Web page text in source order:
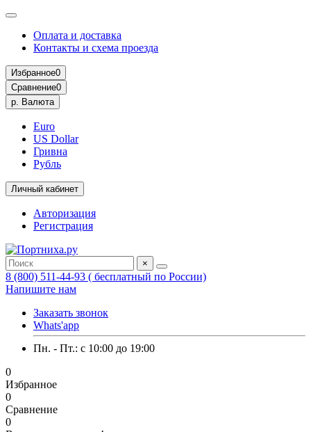
Оплата и доставка
Контакты и схема проезда
Избранное0
Сравнение0
р. Валюта
Euro
US Dollar
Гривна
Рубль
Личный кабинет
Авторизация
Регистрация
×
8 (800) 511-44-93 ( бесплатный по России)
Напишите нам
Заказать звонок
Whats'app
Пн. - Пт.: c 10:00 до 19:00
0
Избранное
0
Сравнение
0